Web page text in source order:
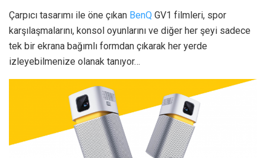
Çarpıcı tasarımı ile öne çıkan BenQ GV1 filmleri, spor
karşılaşmalarını, konsol oyunlarını ve diğer her şeyi sadece
tek bir ekrana bağımlı formdan çıkarak her yerde
izleyebilmenize olanak tanıyor…